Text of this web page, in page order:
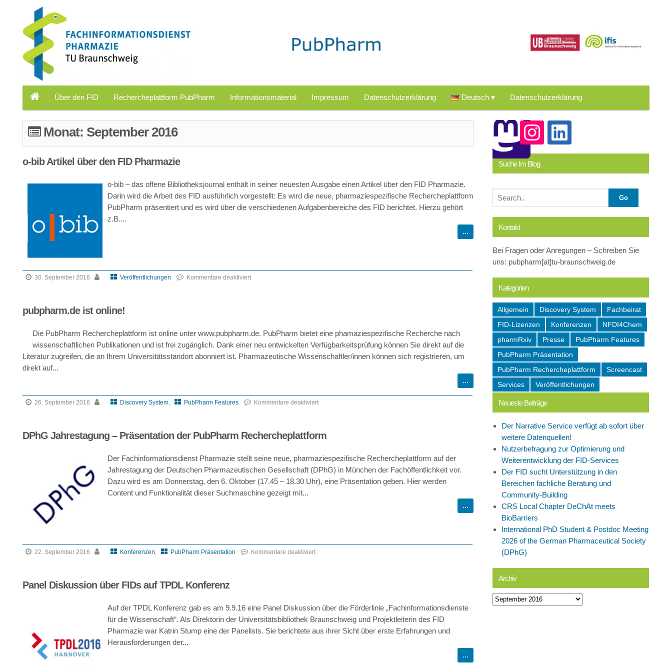
Über den FID Rechercheplattform PubPharm Informationsmaterial Impressum Datenschutzerklärung Deutsch Datenschutzerklärung
Monat: September 2016
o-bib Artikel über den FID Pharmazie
o-bib – das offene Bibliotheksjournal enthält in seiner neuesten Ausgabe einen Artikel über den FID Pharmazie.
Darin wird die Arbeit des FID ausführlich vorgestellt: Es wird die neue, pharmaziespezifische Rechercheplattform
PubPharm präsentiert und es wird über die verschiedenen Aufgabenbereiche des FID berichtet. Hierzu gehört
z.B....
30. September 2016 Veröffentlichungen
Kommentare deaktiviert
über
den
FID
pubpharm.de ist online!
Die PubPharm Rechercheplattform ist online unter www.pubpharm.de. PubPharm bietet eine phamaziespezifische Recherche nach
wissenschaftlichen Publikationen und ist frei zugänglich. Dank einer neu entwickelten Verfügbarkeitsprüfung können Sie direkt auf die
Literatur zugreifen, die an Ihrem Universitätsstandort abonniert ist. Pharmazeutische Wissenschaftler/innen können sich registrieren, um
direkt auf...
26. September 2016 Discovery System, PubPharm Features
Kommentare deaktiviert
ist
DPhG Jahrestagung – Präsentation der PubPharm Rechercheplattform
Der Fachinformationsdienst Pharmazie stellt seine neue, pharmaziespezifische Rechercheplattform auf der
Jahrestagung der Deutschen Pharmazeutischen Gesellschaft (DPhG) in München der Fachöffentlichkeit vor.
Dazu wird es am Donnerstag, den 6. Oktober (17.45 – 18.30 Uhr), eine Präsentation geben. Hier werden
Content und Funktionalität dieser Suchmaschine gezeigt mit...
22. September 2016 Konferenzen, PubPharm Präsentation
Kommentare deaktiviert
Präsentation
der
PubPharm
Panel Diskussion über FIDs auf TPDL Konferenz
Auf der TPDL Konferenz gab es am 9.9.16 eine Panel Diskussion über die Förderlinie „Fachinformationsdienste
für die Wissenschaft“. Als Direktorin der Universitätsbibliothek Braunschweig und Projektleiterin des FID
Pharmazie war Katrin Stump eine der Panelists. Sie berichtete aus ihrer Sicht über erste Erfahrungen und
Herausforderungen der...
Suche Im Blog
Kontakt
Bei Fragen oder Anregungen – Schreiben Sie
uns: pubpharm[at]tu-braunschweig.de
Kategorien
Allgemein Discovery System
Fachbeirat
FID-Lizenzen
Konferenzen
NFDI4Chem
pharmRxiv
Presse
PubPharm Features
PubPharm Präsentation
PubPharm Rechercheplattform
Screencast
Services
Veröffentlichungen
Neueste Beiträge
Der Narrative Service verfügt ab sofort über
weitere Datenquellen!
Nutzerbefragung zur Optimierung und
Weiterentwicklung der FID-Services
Der FID sucht Unterstützung in den
Bereichen fachliche Beratung und
Community-Building
CRS Local Chapter DeChAt meets
BioBarriers
International PhD Student & Postdoc Meeting
2026 of the German Pharmaceutical Society
(DPhG)
Archiv
Archiv